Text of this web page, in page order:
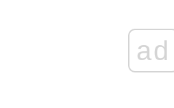
ad